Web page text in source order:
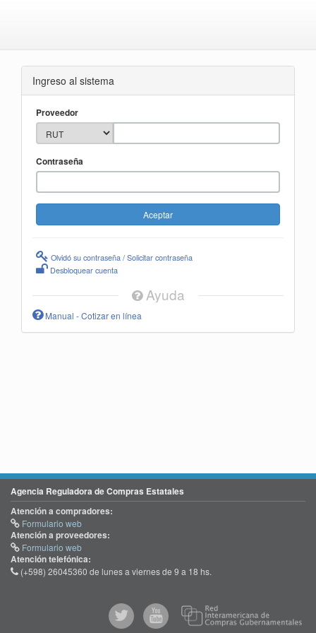
Ingreso al sistema
Proveedor
Contraseña
Olvidó su contraseña / Solicitar contraseña
Desbloquear cuenta
Ayuda
Manual - Cotizar en línea
Agencia Reguladora de Compras Estatales
Atención a compradores:
Formulario web
Atención a proveedores:
Formulario web
Atención telefónica:
(+598) 26045360 de lunes a viernes de 9 a 18 hs.
@comprasgubuy
ACCE